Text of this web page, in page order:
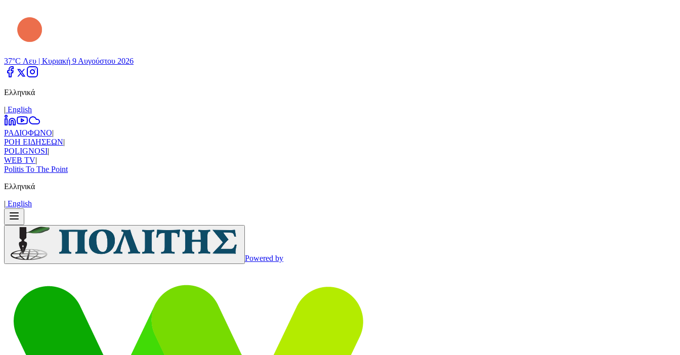
37°C Λευ | Κυριακή 9 Αυγούστου 2026
Ελληνικά
| Εnglish
ΡΑΔΙΟΦΩΝΟ|
ΡΟΗ ΕΙΔΗΣΕΩΝ|
POLIGNOSI|
WEB TV|
Politis To The Point
Ελληνικά
| Εnglish
Powered by